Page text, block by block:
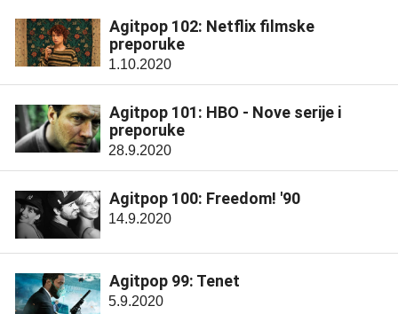
Agitpop 102: Netflix filmske
preporuke
1.10.2020
Agitpop 101: HBO - Nove serije i
preporuke
28.9.2020
Agitpop 100: Freedom! '90
14.9.2020
Agitpop 99: Tenet
5.9.2020